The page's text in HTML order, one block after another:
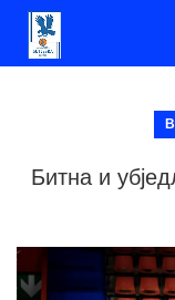
Битна и